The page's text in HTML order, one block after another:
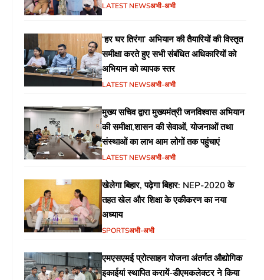
LATEST NEWSअभी-अभी
‘हर घर तिरंगा’ अभियान की तैयारियों की विस्तृत
समीक्षा करते हुए सभी संबंधित अधिकारियों को
अभियान को व्यापक स्तर
LATEST NEWSअभी-अभी
मुख्य सचिव द्वारा मुख्यमंत्री जनविश्वास अभियान
की समीक्षा,शासन की सेवाओं, योजनाओं तथा
संस्थाओं का लाभ आम लोगों तक पहुंचाएं
LATEST NEWSअभी-अभी
खेलेगा बिहार, पढ़ेगा बिहार: NEP-2020 के
तहत खेल और शिक्षा के एकीकरण का नया
अध्याय
SPORTSअभी-अभी
एमएसएमई प्रोत्साहन योजना अंतर्गत औद्योगिक
इकाईयां स्थापित करायें-डीएमकलेक्टर ने किया